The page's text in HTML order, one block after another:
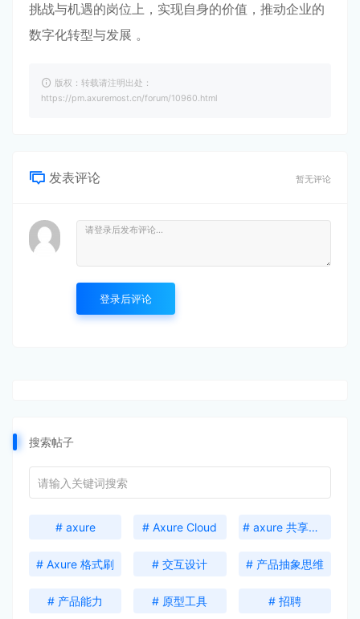
挑战与机遇的岗位上，实现自身的价值，推动企业的
数字化转型与发展 。
版权：转载请注明出处：
https://pm.axuremost.cn/forum/10960.html
发表评论 暂无评论
登录后评论
搜索帖子
# axure # Axure Cloud # axure 共享激活码
# Axure 格式刷 # 交互设计 # 产品抽象思维
# 产品能力 # 原型工具 # 招聘